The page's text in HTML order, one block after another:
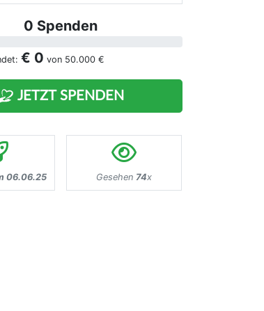
0 Spenden
€ 0 von 50.000 €
JETZT SPENDEN
06.06.25 Gesehen 74x